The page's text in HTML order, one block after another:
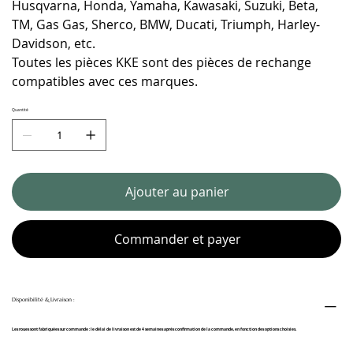
Husqvarna, Honda, Yamaha, Kawasaki, Suzuki, Beta,
TM, Gas Gas, Sherco, BMW, Ducati, Triumph, Harley-
Davidson, etc.
Toutes les pièces KKE sont des pièces de rechange
compatibles avec ces marques.
Quantité
Ajouter au panier
Commander et payer
Disponibilité & Livraison :
Les roues sont fabriquées sur commande : le délai de livraison est de 4 semaines après confirmation de la commande, en fonction des options choisies.